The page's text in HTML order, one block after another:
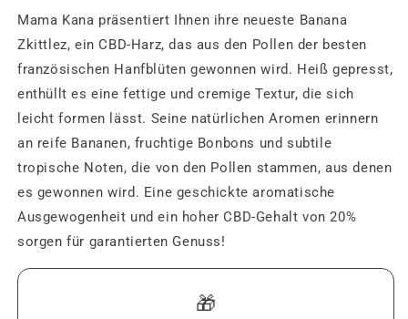
Mama Kana präsentiert Ihnen ihre neueste Banana
Zkittlez, ein CBD-Harz, das aus den Pollen der besten
französischen Hanfblüten gewonnen wird. Heiß gepresst,
enthüllt es eine fettige und cremige Textur, die sich
leicht formen lässt. Seine natürlichen Aromen erinnern
an reife Bananen, fruchtige Bonbons und subtile
tropische Noten, die von den Pollen stammen, aus denen
es gewonnen wird. Eine geschickte aromatische
Ausgewogenheit und ein hoher CBD-Gehalt von 20%
sorgen für garantierten Genuss!
🎁